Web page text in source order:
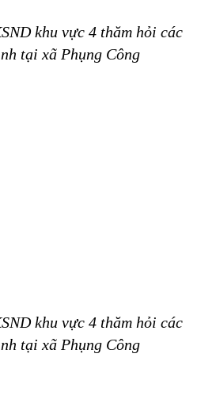
khu vực 4 thăm hỏi các
tại xã Phụng Công
khu vực 4 thăm hỏi các
tại xã Phụng Công